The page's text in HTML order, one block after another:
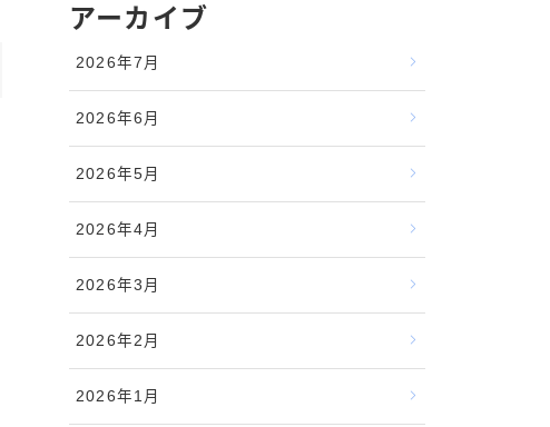
アーカイブ
2026年7月
2026年6月
2026年5月
2026年4月
2026年3月
2026年2月
2026年1月